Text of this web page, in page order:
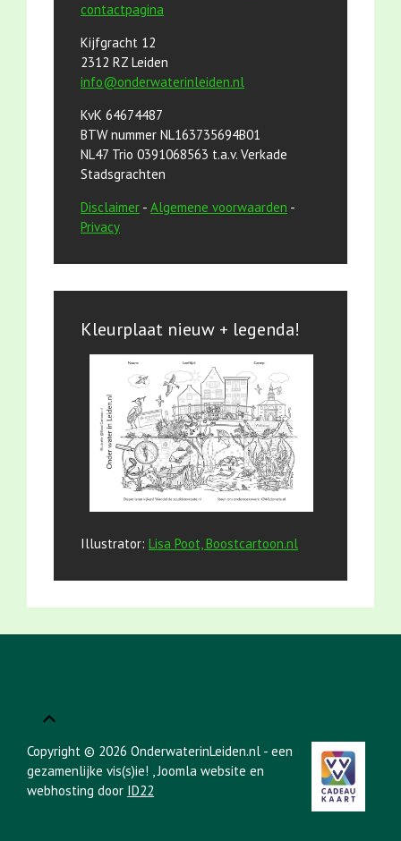
contactpagina
Kijfgracht 12
2312 RZ Leiden
info@onderwaterinleiden.nl
KvK 64674487
BTW nummer NL163735694B01
NL47 Trio 0391068563 t.a.v. Verkade
Stadsgrachten
Disclaimer - Algemene voorwaarden -
Privacy
Kleurplaat nieuw + legenda!
Illustrator: Lisa Poot, Boostcartoon.nl
Copyright © 2026 OnderwaterinLeiden.nl - een
gezamenlijke vis(s)ie! , Joomla website en
webhosting door ID22